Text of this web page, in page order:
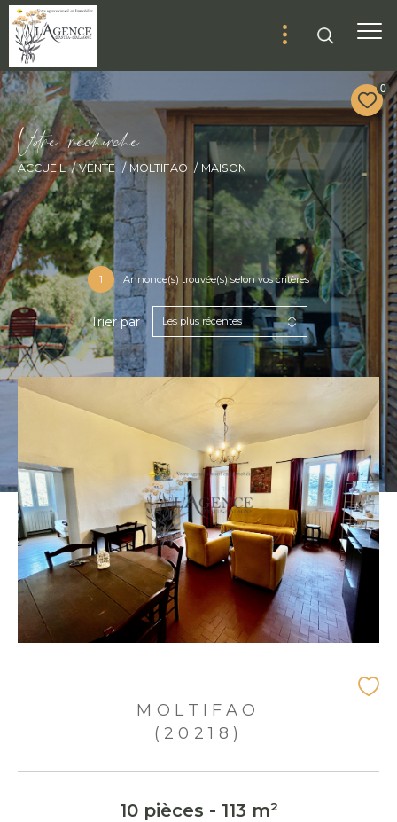
0
Vore recece
ACCUEIL VENTE MOLTIFAO MAISON
1 Annonce(s) trouvée(s) selon vos critères
Trier par Les plus récentes
MOLTIFAO
(20218)
10 pièces - 113 m²